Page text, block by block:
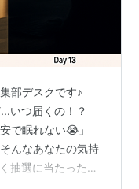
部デスクです♪
いつ届くの！？
で眠れない😭」
んなあなたの気持
抽選に当たったの